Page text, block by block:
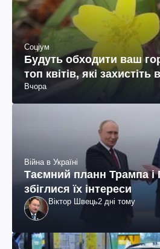
Соціум
Будуть обходити ваш
топ квітів, які захистіть
Вчора
Війна в Україні
Таємний планн Трампа і
збіглися їх інтереси
Віктор Швець2 дні тому